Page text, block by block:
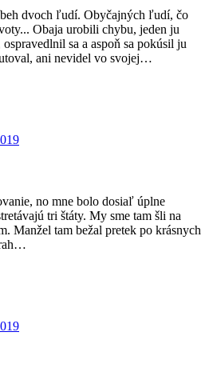
dvoch ľudí. Obyčajných ľudí, čo
Obaja urobili chybu, jeden ju
sa a aspoň sa pokúsil ju
ani nevidel vo svojej…
no mne bolo dosiaľ úplne
tri štáty. My sme tam šli na
Manžel tam bežal pretek po krásnych